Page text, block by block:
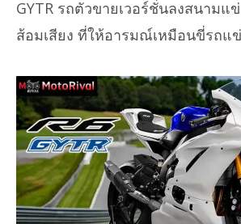
GYTR รถตัวขายเวอร์ชั่นลงสนามแ
ส้อมเสียง ที่ให้อารมณ์เหมือนขี่รถแข่